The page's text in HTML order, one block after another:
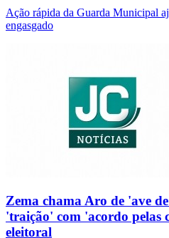
Ação rápida da Guarda Municipal
engasgado
Zema chama Aro de 'ave
'traição' com 'acordo pelas
eleitoral